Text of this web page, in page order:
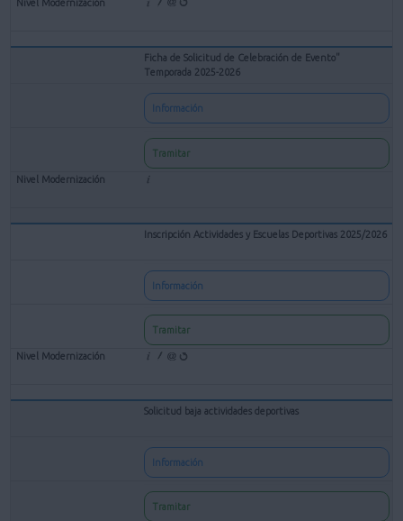
Ficha de Solicitud de Celebración de Evento"
Temporada 2025-2026
Información
Tramitar
Inscripción Actividades y Escuelas Deportivas 2025/2026
Información
Tramitar
Solicitud baja actividades deportivas
Información
Tramitar